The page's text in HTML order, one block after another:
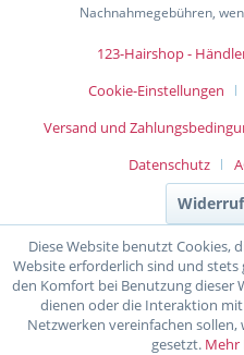
Nachnahmegebühren,
123-Hairshop -
Cookie-Einstellungen
Versand und
Datenschutz
Diese Website benutzt Cookies,
Website erforderlich sind und stets
den Komfort bei Benutzung dieser
dienen oder die Interaktion
Netzwerken vereinfachen
gesetzt. Mehr